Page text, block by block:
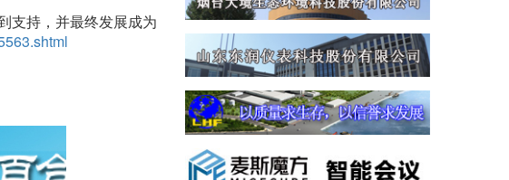
支持，并最终发展成为